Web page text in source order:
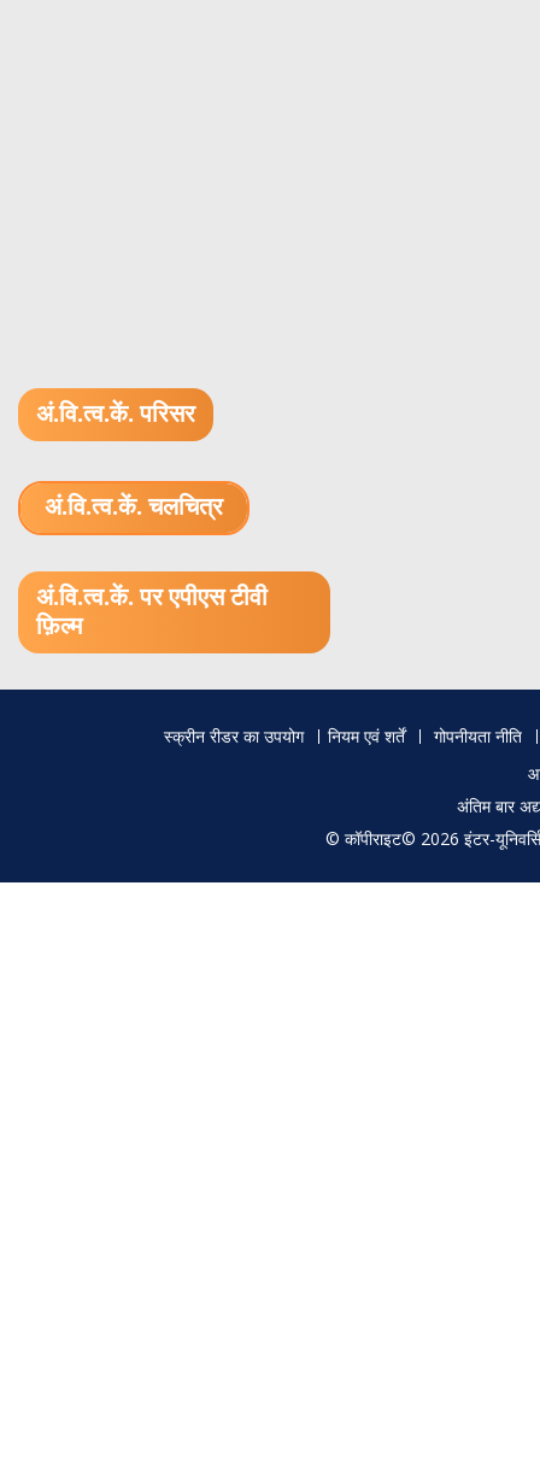
अं.वि.त्व.कें. परिसर
अं.वि.त्व.कें. चलचित्र
अं.वि.त्व.कें. पर एपीएस टीवी
फ़िल्म
स्क्रीन रीडर का उपयोग नियम एवं शर्तें
गोपनीयता नीति
अंतिम बार
© कॉपीराइट© 2026 इंटर-